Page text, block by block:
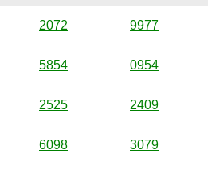
2072 9977
5854 0954
2525 2409
6098 3079